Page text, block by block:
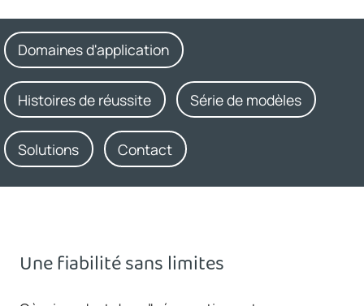
Domaines d'application
Histoires de réussite Série de modèles
Solutions Contact
Une fiabilité sans limites